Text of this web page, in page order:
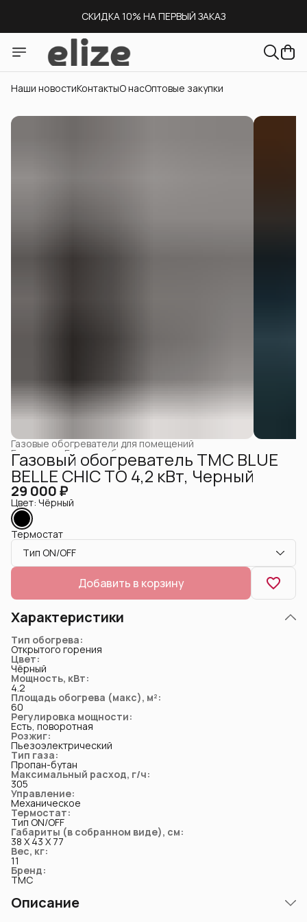
СКИДКА 10% НА ПЕРВЫЙ ЗАКАЗ
СКЛАД В МОСКВЕ
ДОСТАВКА ПО ВСЕЙ РОССИИ
Наши новостиКонтактыО насОптовые закупки
Газовые обогреватели для помещений
Газовые обогреватели
Главная
Газовый обогреватель ТМС BLUE
BELLE CHIC ТО 4,2 кВт, Черный
29 000 ₽
Цвет: Чёрный
Термостат
Тип ON/OFF
Добавить в корзину
Характеристики
Тип обогрева:
Открытого горения
Цвет:
Чёрный
Мощность, кВт:
4.2
Площадь обогрева (макс), м²:
60
Регулировка мощности:
Есть, поворотная
Розжиг:
Пьезоэлектрический
Тип газа:
Пропан-бутан
Максимальный расход, г/ч:
305
Управление:
Механическое
Термостат:
Тип ON/OFF
Габариты (в собранном виде), см:
38 Х 43 Х 77
Вес, кг:
11
Бренд:
TMC
Описание